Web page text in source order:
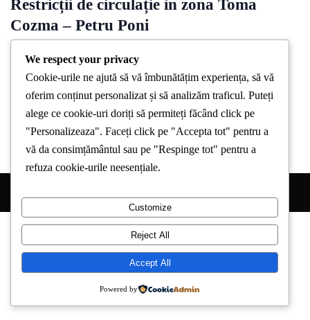
Restricții de circulație in zona Toma
Cozma – Petru Poni
Stirea De Iasi May 10, 2024
În data de 10 mai, între orele 08:00 – 18:00, va fi restricționată
circulația pe str. Toma Cozma intersecție cu
We respect your privacy
Cookie-urile ne ajută să vă îmbunătățim experiența, să vă
oferim conținut personalizat și să analizăm traficul. Puteți
alege ce cookie-uri doriți să permiteți făcând click pe
"Personalizeaza". Faceți click pe "Accepta tot" pentru a
vă da consimțământul sau pe "Respinge tot" pentru a
refuza cookie-urile neesențiale.
Customize
Reject All
Accept All
Powered by